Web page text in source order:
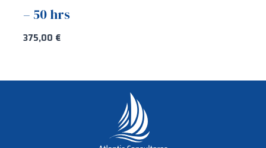
– 50 hrs
375,00 €